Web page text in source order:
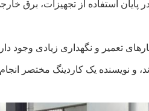
پایان استفاده از تجهیزات، برق
تعمیر و نگهداری زیادی وجود
و نویسنده یک کاردینگ مختصر